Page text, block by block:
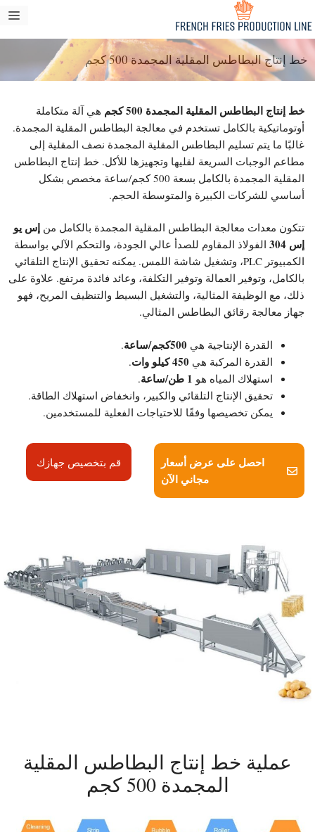
خط إنتاج البطاطس المقلية المجمدة 500 كجم
خط إنتاج البطاطس المقلية المجمدة 500 كجم
هي آلة متكاملة
أوتوماتيكية بالكامل تستخدم في معالجة البطاطس المقلية المجمدة.
غالبًا ما يتم تسليم البطاطس المقلية المجمدة نصف المقلية إلى
مطاعم الوجبات السريعة لقليها وتجهيزها للأكل. خط إنتاج البطاطس
المقلية المجمدة بالكامل بسعة 500 كجم/ساعة مخصص بشكل
أساسي للشركات الكبيرة والمتوسطة الحجم.
تتكون معدات معالجة البطاطس المقلية المجمدة بالكامل من إس يو
إس 304
الفولاذ المقاوم للصدأ عالي الجودة، والتحكم الآلي بواسطة
الكمبيوتر PLC، وتشغيل شاشة اللمس. يمكنه تحقيق الإنتاج التلقائي
بالكامل، وتوفير العمالة وتوفير التكلفة، وعائد فائدة مرتفع. علاوة على
ذلك، مع الوظيفة المثالية، والتشغيل البسيط والتنظيف المريح، فهو
جهاز معالجة رقائق البطاطس المثالي.
القدرة الإنتاجية هي 500كجم/ساعة
.
القدرة المركبة هي 450 كيلو وات
.
استهلاك المياه هو 1 طن/ساعة
.
تحقيق الإنتاج التلقائي والكبير، وانخفاض استهلاك الطاقة.
يمكن تخصيصها وفقًا للاحتياجات الفعلية للمستخدمين.
احصل على عرض أسعار
مجاني الآن
قم بتخصيص جهازك
عملية خط إنتاج البطاطس المقلية
المجمدة 500 كجم